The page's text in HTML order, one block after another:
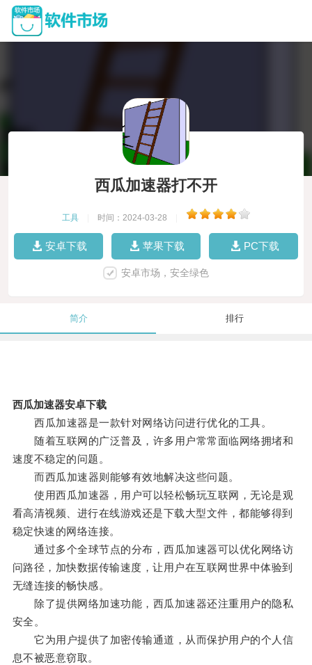
西瓜加速器打不开
工具 时间：2024-03-28
安卓下载 苹果下载 PC下载
安卓市场，安全绿色
简介 排行
西瓜加速器安卓下载
西瓜加速器是一款针对网络访问进行优化的工具。
随着互联网的广泛普及，许多用户常常面临网络拥堵和
速度不稳定的问题。
而西瓜加速器则能够有效地解决这些问题。
使用西瓜加速器，用户可以轻松畅玩互联网，无论是观
看高清视频、进行在线游戏还是下载大型文件，都能够得到
稳定快速的网络连接。
通过多个全球节点的分布，西瓜加速器可以优化网络访
问路径，加快数据传输速度，让用户在互联网世界中体验到
无缝连接的畅快感。
除了提供网络加速功能，西瓜加速器还注重用户的隐私
安全。
它为用户提供了加密传输通道，从而保护用户的个人信
息不被恶意窃取。